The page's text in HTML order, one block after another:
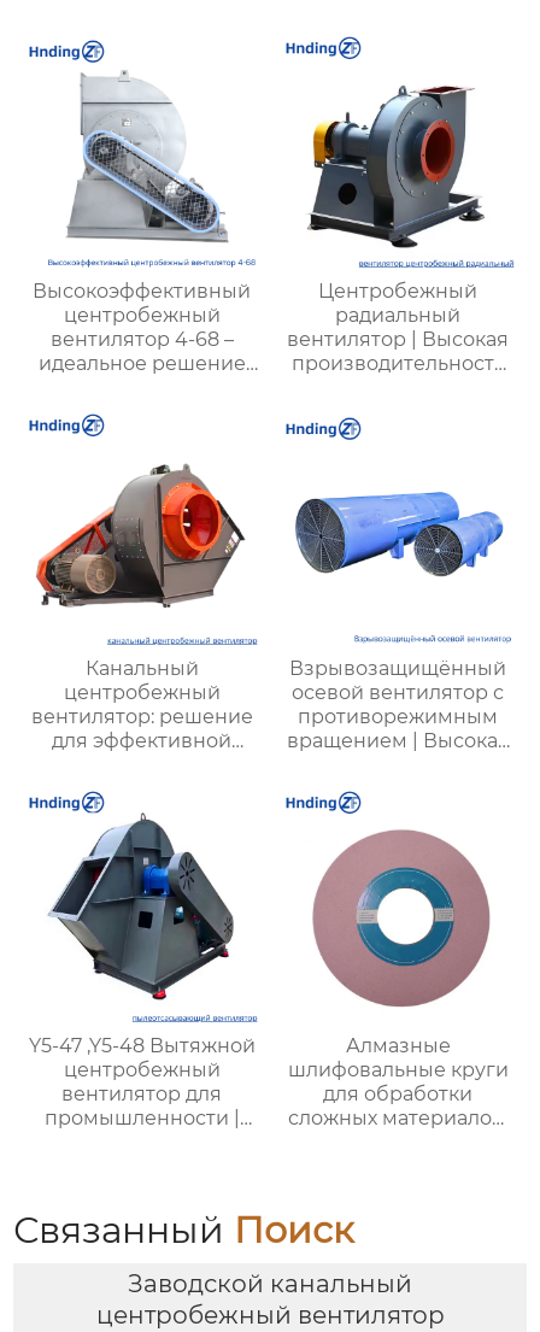
безопасность
Высокоэффективный
центробежный
вентилятор 4-68 –
идеальное решение
вентиляции
Центробежный
радиальный
вентилятор | Высокая
производительность
Энергоэффективные
Канальный
центробежный
вентилятор: решение
для эффективной
Взрывозащищённый
осевой вентилятор с
противорежимным
вращением | Высокая
эффективность и
долговечность
Y5-47 ,Y5-48 Вытяжной
центробежный
вентилятор для
промышленности |
системы удаления
пыли и газа | Для всех
Алмазные
шлифовальные круги
для обработки
сложных материалов:
Связанный Поиск
Заводской канальный
центробежный вентилятор